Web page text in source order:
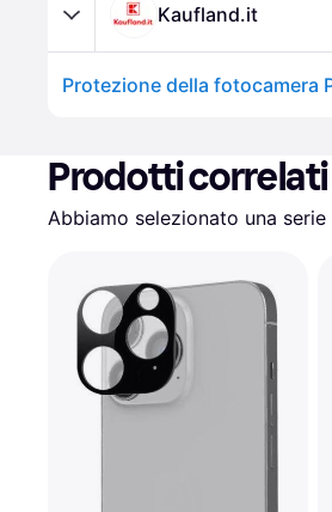
Kaufland.it
Prodotti correlati
Abbiamo selezionato una